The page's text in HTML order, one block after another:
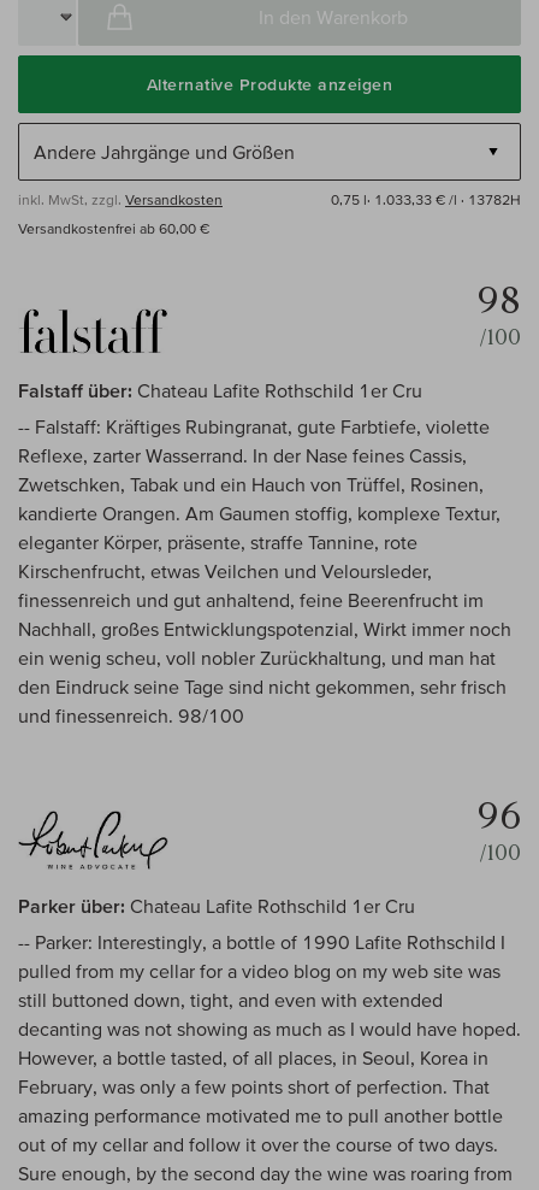
In den Warenkorb
Alternative Produkte anzeigen
inkl. MwSt, zzgl. Versandkosten 0,75 l· 1.033,33 € /l · 13782H
Versandkostenfrei ab 60,00 €
98
/100
Falstaff über: Chateau Lafite Rothschild 1er Cru
-- Falstaff: Kräftiges Rubingranat, gute Farbtiefe, violette
Reflexe, zarter Wasserrand. In der Nase feines Cassis,
Zwetschken, Tabak und ein Hauch von Trüffel, Rosinen,
kandierte Orangen. Am Gaumen stoffig, komplexe Textur,
eleganter Körper, präsente, straffe Tannine, rote
Kirschenfrucht, etwas Veilchen und Veloursleder,
finessenreich und gut anhaltend, feine Beerenfrucht im
Nachhall, großes Entwicklungspotenzial, Wirkt immer noch
ein wenig scheu, voll nobler Zurückhaltung, und man hat
den Eindruck seine Tage sind nicht gekommen, sehr frisch
und finessenreich. 98/100
96
/100
Parker über: Chateau Lafite Rothschild 1er Cru
-- Parker: Interestingly, a bottle of 1990 Lafite Rothschild I
pulled from my cellar for a video blog on my web site was
still buttoned down, tight, and even with extended
decanting was not showing as much as I would have hoped.
However, a bottle tasted, of all places, in Seoul, Korea in
February, was only a few points short of perfection. That
amazing performance motivated me to pull another bottle
out of my cellar and follow it over the course of two days.
Sure enough, by the second day the wine was roaring from